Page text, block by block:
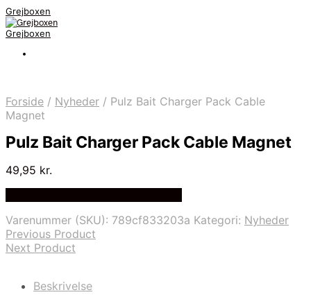
Grejboxen
Grejboxen
Forside / Nyheder / Pulz Bait Charger Pack Cable
Magnet
Pulz Bait Charger Pack Cable Magnet
49,95 kr.
Varenummer (SKU): 789cf833203a Kategori: Nyheder
Previous Product
Next Product
Beskrivelse